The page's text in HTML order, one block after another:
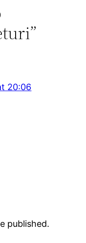
20:06
published.